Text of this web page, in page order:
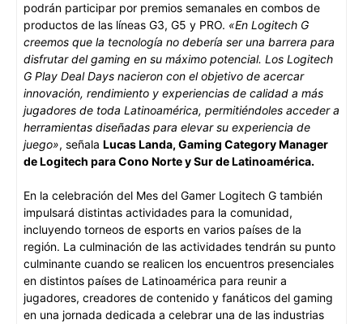
podrán participar por premios semanales en combos de
productos de las líneas G3, G5 y PRO. «En Logitech G
creemos que la tecnología no debería ser una barrera para
disfrutar del gaming en su máximo potencial. Los Logitech
G Play Deal Days nacieron con el objetivo de acercar
innovación, rendimiento y experiencias de calidad a más
jugadores de toda Latinoamérica, permitiéndoles acceder a
herramientas diseñadas para elevar su experiencia de
juego», señala Lucas Landa, Gaming Category Manager
de Logitech para Cono Norte y Sur de Latinoamérica.
En la celebración del Mes del Gamer Logitech G también
impulsará distintas actividades para la comunidad,
incluyendo torneos de esports en varios países de la
región. La culminación de las actividades tendrán su punto
culminante cuando se realicen los encuentros presenciales
en distintos países de Latinoamérica para reunir a
jugadores, creadores de contenido y fanáticos del gaming
en una jornada dedicada a celebrar una de las industrias